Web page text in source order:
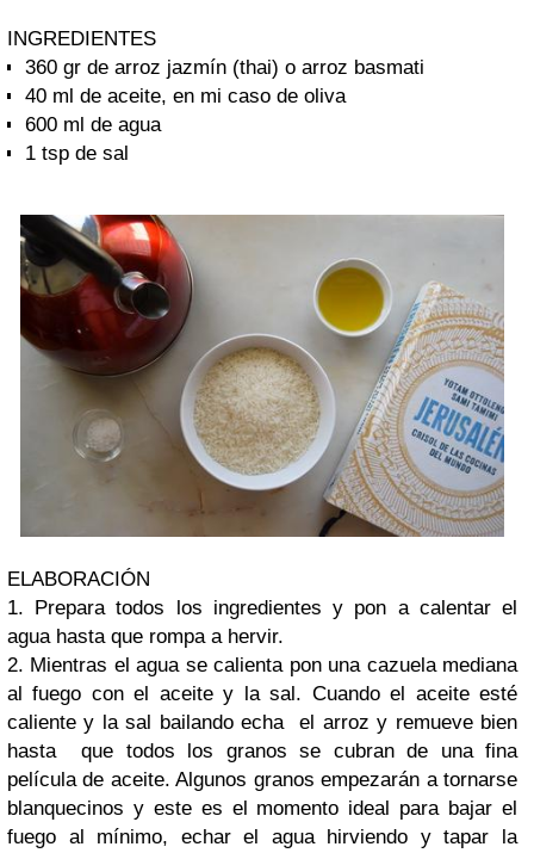
INGREDIENTES
360 gr de arroz jazmín (thai) o arroz basmati
40 ml de aceite, en mi caso de oliva
600 ml de agua
1 tsp de sal
ELABORACIÓN
1. Prepara todos los ingredientes y pon a calentar el
agua hasta que rompa a hervir.
2. Mientras el agua se calienta pon una cazuela mediana
al fuego con el aceite y la sal. Cuando el aceite esté
caliente y la sal bailando echa el arroz y remueve bien
hasta que todos los granos se cubran de una fina
película de aceite. Algunos granos empezarán a tornarse
blanquecinos y este es el momento ideal para bajar el
fuego al mínimo, echar el agua hirviendo y tapar la